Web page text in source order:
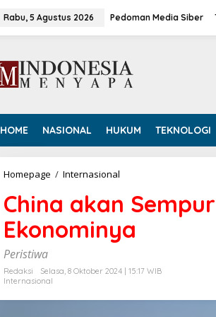
Rabu, 5 Agustus 2026 Pedoman Media Siber
HOME NASIONAL HUKUM TEKNOLOGI
Homepage / Internasional
i
n
a
a
n
e
China akan
Ekonominya
Peristiwa
Redaksi
Selasa, 8 Oktober 2024 | 15:17 WIB
Internasional